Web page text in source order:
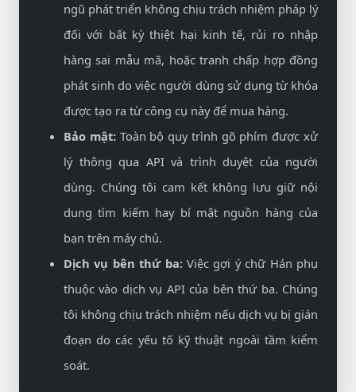
ngũ phát triển không chịu trách nhiệm pháp lý
đối với bất kỳ thiệt hại kinh tế, rủi ro nhập
hàng sai mẫu mã, hoặc tranh chấp hợp đồng
phát sinh do việc người dùng sử dụng từ khóa
được tạo ra từ công cụ này để mua hàng.
Bảo mật:Toàn bộ quy trình gõ phím được xử
lý thông qua API và trình duyệt của người
dùng. Chúng tôi cam kết không lưu giữ nội
dung tìm kiếm hay bí mật nguồn hàng của
bạn trên máy chủ.
Dịch vụ bên thứ ba:Việc gợi ý chữ Hán phụ
thuộc vào dịch vụ API của bên thứ ba. Chúng
tôi không chịu trách nhiệm nếu dịch vụ bị gián
đoạn do các yếu tố kỹ thuật ngoài tầm kiểm
soát.